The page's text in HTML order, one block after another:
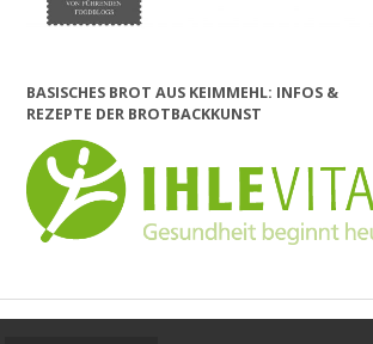
BASISCHES BROT AUS KEIMMEHL: INFOS &
REZEPTE DER BROTBACKKUNST